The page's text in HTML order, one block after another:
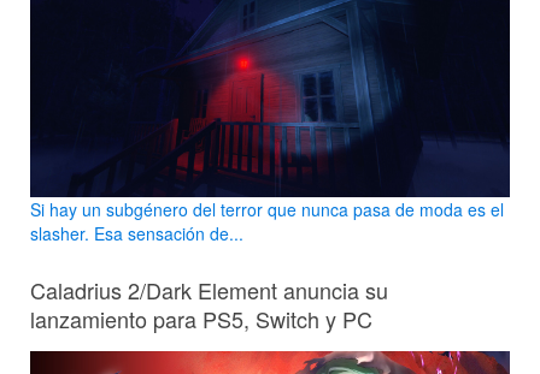
Si hay un subgénero del terror que nunca pasa de moda es el
slasher. Esa sensación de...
Caladrius 2/Dark Element anuncia su
lanzamiento para PS5, Switch y PC